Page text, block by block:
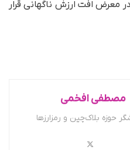
معرض افت ارزش ناگهانی قرار
مصطفی افخمی
حوزه بلاک‌چین و رمزارزها